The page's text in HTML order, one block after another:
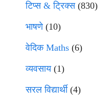
टिप्स & ट्रिक्स(830)
भाषणे(10)
वेदिक Maths (6)
व्यवसाय(1)
सरल विद्यार्थी(4)